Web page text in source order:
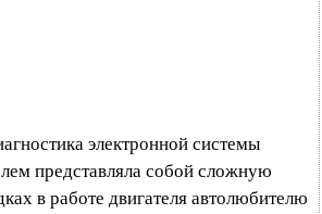
электронной системы
представляла собой сложную
в работе двигателя автолюбителю